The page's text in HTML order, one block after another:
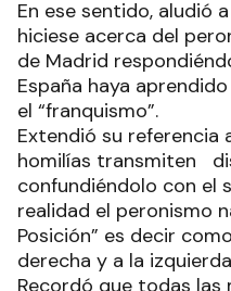
En ese sentido, aludió
hiciese acerca del
de Madrid
España haya
el “franquismo”.
Extendió su referencia
homilías transmiten
confundiéndolo con el
realidad el peronismo
Posición” es decir
derecha y a la